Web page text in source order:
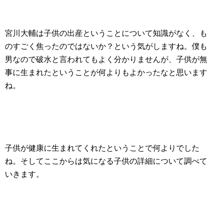
宮川大輔は子供の出産ということについて知識がなく、も
のすごく焦ったのではないか？という気がしますね。僕も
男なので破水と言われてもよく分かりませんが、子供が無
事に生まれたということが何よりもよかったなと思います
ね。
子供が健康に生まれてくれたということで何よりでした
ね。そしてここからは気になる子供の詳細について調べて
いきます。